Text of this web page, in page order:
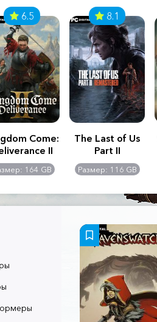
6.5
Come:
II
164 GB
8.1
The Last of Us
Part II
Remastered
Размер: 116 GB